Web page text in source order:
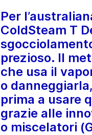
Per
ColdSteam T
prezioso. Il
che usa il
o
prima a usare
grazie alle
o miscelatori